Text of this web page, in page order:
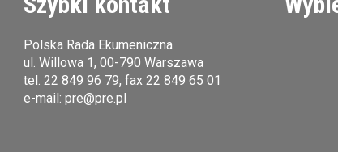
Polska Rada Ekumeniczna
ul. Willowa 1, 00-790 Warszawa
tel.22 849 96 79, fax 22 849 65 01
e-mail:pre@pre.pl